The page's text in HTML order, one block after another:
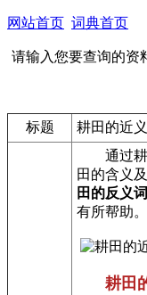
网站首页 词典首页
请输入您要查询的资
标题 耕田的近
通过耕
田的含义
田的反义词
有所帮助。
耕田